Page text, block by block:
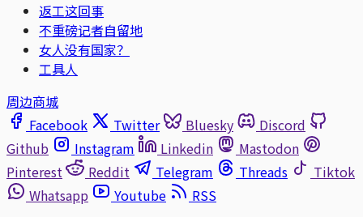
返工这回事
不重磅记者自留地
女人没有国家？
工具人
周边商城
Facebook
Twitter Bluesky
Discord
Github
Instagram Linkedin
Mastodon
Pinterest
Reddit Telegram Threads
Tiktok
Whatsapp
Youtube
RSS